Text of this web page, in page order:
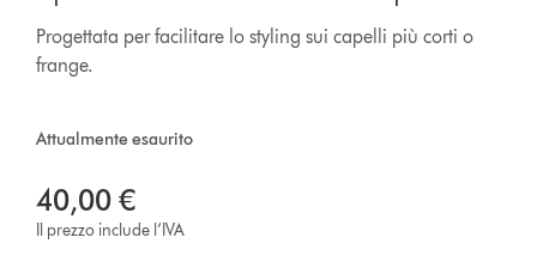
Progettata per facilitare lo styling sui capelli più corti o
frange.
Attualmente esaurito
40,00 €
Il prezzo include l’IVA